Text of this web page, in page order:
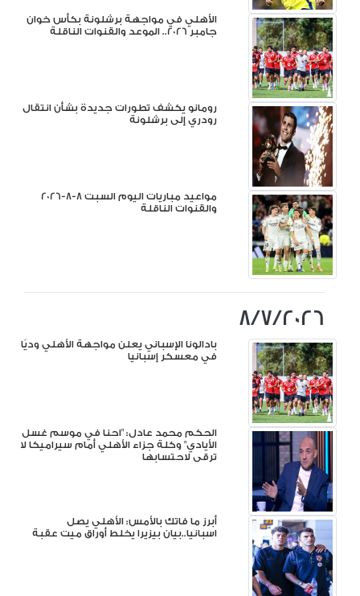
الأهلي في مواجهة برشلونة بكأس خوان
جامبر 2026.. الموعد والقنوات الناقلة
رومانو يكشف تطورات جديدة بشأن انتقال
رودري إلى برشلونة
مواعيد مباريات اليوم السبت 8-8-2026
والقنوات الناقلة
8/7/2026
بادالونا الإسباني يعلن مواجهة الأهلي وديًا
في معسكر إسبانيا
الحكم محمد عادل: "احنا في موسم غسل
الأيادي" وكلة جزاء الأهلي أمام سيراميكا لا
ترقى لاحتسابها
أبرز ما فاتك بالأمس: الأهلي يصل
اسبانيا..بيان بيزيرا يخلط أوراق ميت عقبة